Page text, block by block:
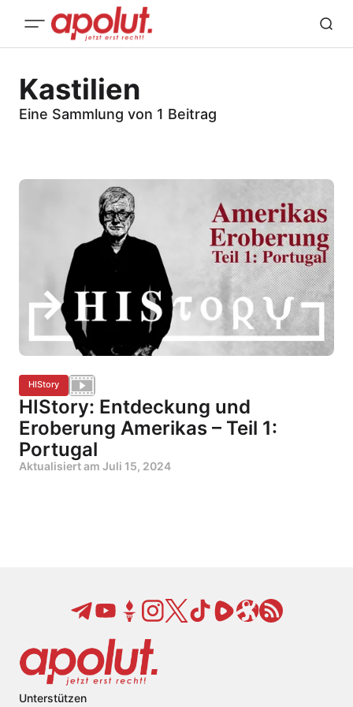
Kastilien
Eine Sammlung von 1 Beitrag
HIStory
HIStory: Entdeckung und
Eroberung Amerikas – Teil 1:
Portugal
Aktualisiert am Juli 15, 2024
Unterstützen